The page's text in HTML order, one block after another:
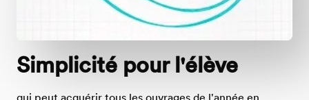
Simplicité pour l'élève